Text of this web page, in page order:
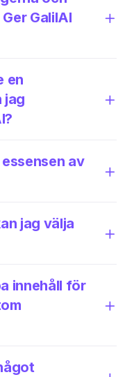
GalilAI
en
jag
av
jag välja
innehåll för